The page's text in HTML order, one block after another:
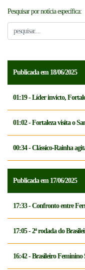
NOTICÍAS
CREDENCIAMENTO
Pesquisar por notícia específica:
Publicada em 18/06/2025
01:19 - Líder invicto,
01:02 - Fortaleza visita o
00:34 - Clássico-Rainha
Publicada em 17/06/2025
17:33 - Confronto entre
17:05 - 2ª rodada do
16:42 - Brasileiro